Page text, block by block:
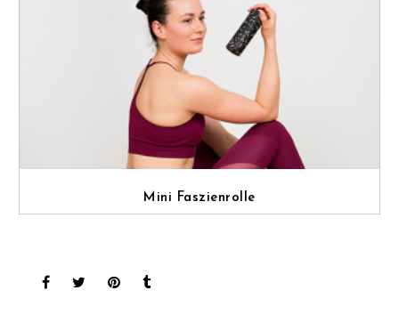
Mini Faszienrolle